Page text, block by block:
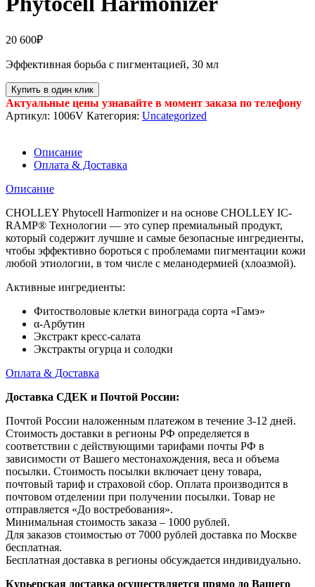
20 600₽
Эффективная борьба с пигментацией, 30 мл
Купить в один клик
Актуальные цены узнавайте в момент заказа по телефону
Артикул: 1006V Категория: Uncategorized
Описание
Оплата & Доставка
Описание
CHOLLEY Phytocell Harmonizer и на основе CHOLLEY IC-
RAMP® Технологии — это супер премиальный продукт,
который содержит лучшие и самые безопасные ингредиенты,
чтобы эффективно бороться с проблемами пигментации кожи
любой этиологии, в том числе с меланодермией (хлоазмой).
Активные ингредиенты:
Фитостволовые клетки винограда сорта «Гамэ»
α-Арбутин
Экстракт кресс-салата
Экстракты огурца и солодки
Оплата & Доставка
Доставка СДЕК и Почтой России:
Почтой России наложенным платежом в течение 3-12 дней.
Стоимость доставки в регионы РФ определяется в
соответствии с действующими тарифами почты РФ в
зависимости от Вашего местонахождения, веса и объема
посылки. Стоимость посылки включает цену товара,
почтовый тариф и страховой сбор. Оплата производится в
почтовом отделении при получении посылки. Товар не
отправляется «До востребования».
Минимальная стоимость заказа – 1000 рублей.
Для заказов стоимостью от 7000 рублей доставка по Москве
бесплатная.
Бесплатная доставка в регионы обсуждается индивидуально.
Курьерская доставка осуществляется прямо до Вашего